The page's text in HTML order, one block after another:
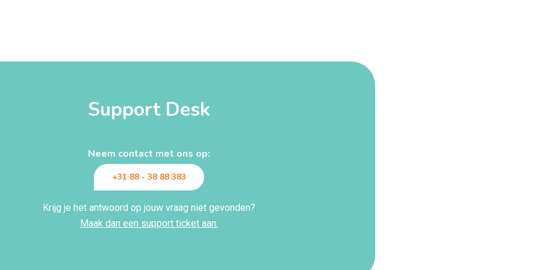
Support Desk
Neem contact met ons op:
+31 88 - 38 88 383
Krijg je het antwoord op jouw vraag niet gevonden?
Maak dan een support ticket aan.